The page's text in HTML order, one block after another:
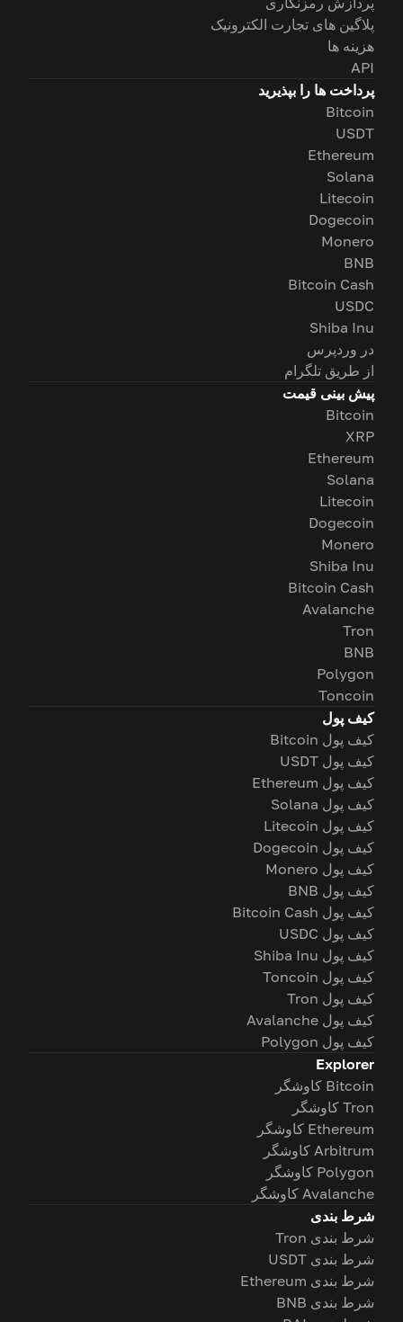
پلاگین های تجارت الکترونیک
هزینه ها
API
پرداخت ها را بپذیرید
Bitcoin
USDT
Ethereum
Solana
Litecoin
Dogecoin
Monero
BNB
Bitcoin Cash
USDC
Shiba Inu
در وردپرس
از طریق تلگرام
پیش بینی قیمت
Bitcoin
XRP
Ethereum
Solana
Litecoin
Dogecoin
Monero
Shiba Inu
Bitcoin Cash
Avalanche
Tron
BNB
Polygon
Toncoin
کیف پول
کیف پول Bitcoin
کیف پول USDT
کیف پول Ethereum
کیف پول Solana
کیف پول Litecoin
کیف پول Dogecoin
کیف پول Monero
کیف پول BNB
کیف پول Bitcoin Cash
کیف پول USDC
کیف پول Shiba Inu
کیف پول Toncoin
کیف پول Tron
کیف پول Avalanche
کیف پول Polygon
Explorer
Bitcoin کاوشگر
Tron کاوشگر
Ethereum کاوشگر
Arbitrum کاوشگر
Polygon کاوشگر
Avalanche کاوشگر
شرط بندی
شرط بندی Tron
شرط بندی USDT
شرط بندی Ethereum
شرط بندی BNB